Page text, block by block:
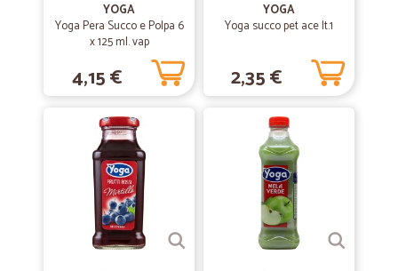
15/09/2020
Marco A.
Buon acquisto
—Gino S.
Perfetto come sempre
Perfetto come sempre
YOGA
Yoga Pera Succo e Polpa 6
x 125 ml. vap
4,15 €
YOGA
Yoga succo pet ace lt.1
2,35 €